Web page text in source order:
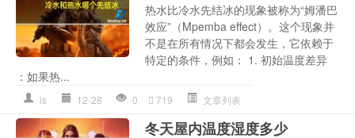
热水比冷水先结冰的现象被称为“姆潘巴
效应”（Mpemba effect）。这个现象并
不是在所有情况下都会发生，它依赖于
特定的条件，例如： 1. 初始温度差异
：如果热...
ls 12-28 0 719 文章列表
冬天屋内温度湿度多少